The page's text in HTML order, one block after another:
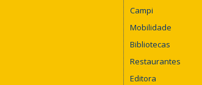
Campi
Mobilidade
Bibliotecas
Restaurantes
Editora